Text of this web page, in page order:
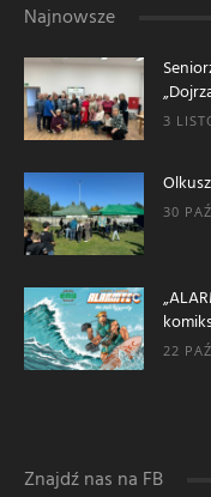
Najnowsze
3
30
22
Znajdź nas na FB